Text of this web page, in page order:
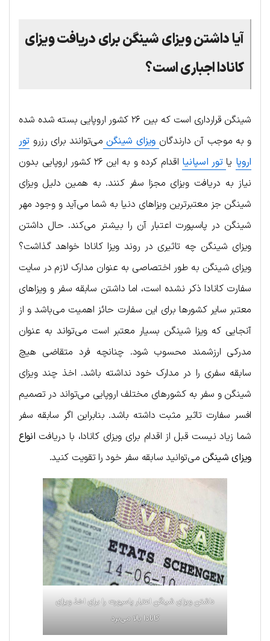
آیا داشتن ویزای شینگن برای دریافت ویزای
کانادا اجباری است؟
شینگن قرارداری است که بین ۲۶ کشور اروپایی بسته شده شده
و به موجب آن دارندگان ویزای شینگن می‌توانند برای رزرو تور
اروپا یا تور اسپانیا
اقدام کرده و به این ۲۶ کشور اروپایی بدون
نیاز به دریافت ویزای مجزا سفر کنند. به همین دلیل ویزای
شینگن جز معتبرترین ویزاهای دنیا به شما می‌آید و وجود مهر
شینگن در پاسپورت اعتبار آن را بیشتر می‌کند. حال داشتن
ویزای شینگن چه تاثیری در روند ویزا کانادا خواهد گذاشت؟
ویزای شینگن به طور اختصاصی به عنوان مدارک لازم در سایت
سفارت کانادا ذکر نشده است، اما داشتن سابقه سفر و ویزاهای
معتبر سایر کشورها برای این سفارت حائز اهمیت می‌باشد و از
آنجایی که ویزا شینگن بسیار معتبر است می‌تواند به عنوان
مدرکی ارزشمند محسوب شود. چنانچه فرد متقاضی هیچ
سابقه سفری را در مدارک خود نداشته باشد. اخذ چند ویزای
شینگن و سفر به کشورهای مختلف اروپایی می‌تواند در تصمیم
افسر سفارت تاثیر مثبت داشته باشد. بنابراین اگر سابقه سفر
شما زیاد نیست قبل از اقدام برای ویزای کانادا، با دریافت انواع
ویزای شینگن می‌توانید سابقه سفر خود را تقویت کنید.
داشتن ویزای شینگن اعتبار پاسپورت را برای اخذ ویزای
کانادا بالا می‌برد